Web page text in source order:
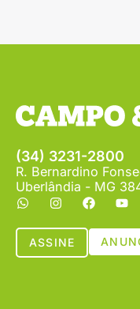
(34) 3231-2800
R. Bernardino
Uberlândia - MG
ASSINE